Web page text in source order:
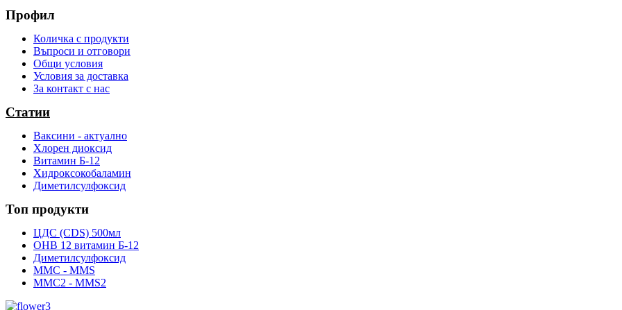
Профил
Количка с продукти
Въпроси и отговори
Общи условия
Условия за доставка
За контакт с нас
Статии
Ваксини - актуално
Хлорен диоксид
Витамин Б-12
Хидроксокобаламин
Диметилсулфоксид
Топ продукти
ЦДС (CDS) 500мл
OHB 12 витамин Б-12
Диметилсулфоксид
ММС - MMS
ММС2 - MMS2